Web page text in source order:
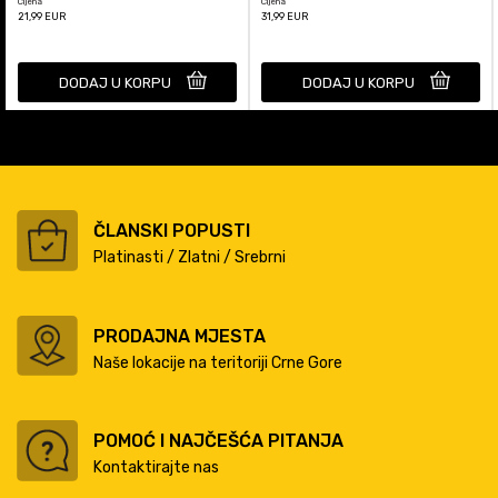
21,99 EUR
DODAJ U KORPU
31,99 EUR
DODAJ U KORPU
ČLANSKI POPUSTI
Platinasti / Zlatni / Srebrni
PRODAJNA MJESTA
Naše lokacije na teritoriji Crne Gore
POMOĆ I NAJČEŠĆA PITANJA
Kontaktirajte nas